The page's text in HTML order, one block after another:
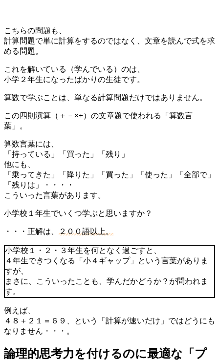
こちらの問題も、
計算問題で単に計算をするのではなく、文章を読んで式を求
める問題。
これを解いている（学んでいる）のは、
小学２年生になったばかりの生徒です。
算数で学ぶことは、単なる計算問題だけではありません。
この四則演算（＋－×÷）の文章題で使われる「算数言
葉」。
算数言葉には、
「持っている」「買った」「残り」
他にも、
「乗ってきた」「降りた」「買った」「使った」「全部で」
「残りは」・・・・
こういった言葉があります。
小学校１年生でいくつ学ぶと思いますか？
・・・正解は、 ２００語以上。
小学校１・２・３年生を何となく過ごすと、
４年生できつくなる「小４ギャップ」という言葉がありま
すが、
まさに、こういったことも、学んだかどうか？が問われま
す。
例えば、
４８＋２１＝６９、という「計算が速いだけ」ではどうにも
なりません・・・。
論理的思考力を付けるのに最適な「プ